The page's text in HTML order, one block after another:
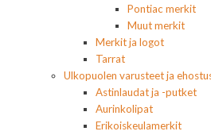
Pontiac merkit
Muut merkit
Merkit ja logot
Tarrat
Ulkopuolen varusteet ja
Astinlaudat ja -putket
Aurinkolipat
Erikoiskeulamerkit